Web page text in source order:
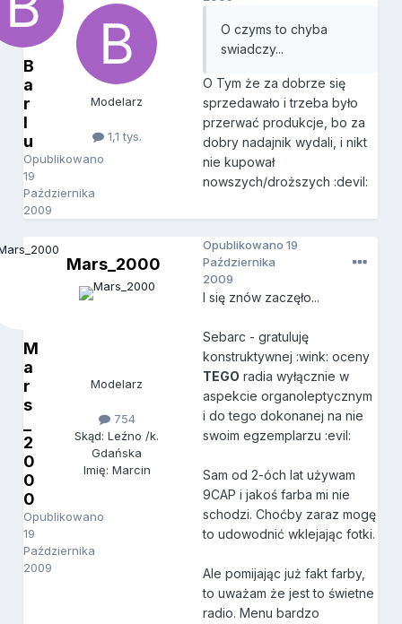
B
a
r
l
u
Opublikowano
19
Października
2009
Modelarz
1,1 tys.
O czyms to chyba
swiadczy...
O Tym że za dobrze się
sprzedawało i trzeba było
przerwać produkcje, bo za
dobry nadajnik wydali, i nikt
nie kupował
nowszych/droższych :devil:
M
a
r
s
2
0
0
0
Opublikowano
19
Października
2009
Mars_2000
Modelarz
754
Skąd: Leźno /k.
Gdańska
Imię: Marcin
Opublikowano19
Października
2009
I się znów zaczęło...
Sebarc - gratuluję
konstruktywnej :wink: oceny
TEGO radia wyłącznie w
aspekcie organoleptycznym
i do tego dokonanej na nie
swoim egzemplarzu :evil:
Sam od 2-óch lat używam
9CAP i jakoś farba mi nie
schodzi. Choćby zaraz mogę
to udowodnić wklejając fotki.
Ale pomijając już fakt farby,
to uważam że jest to świetne
radio. Menu bardzo